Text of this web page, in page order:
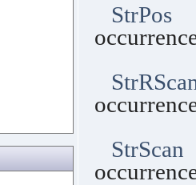
StrPos
StrScan